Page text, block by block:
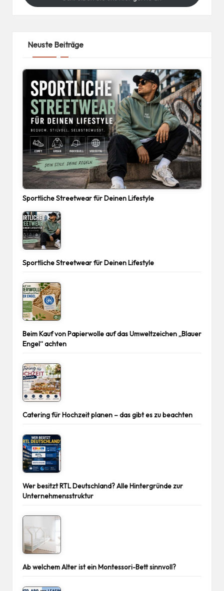
Neuste Beiträge
Sportliche Streetwear für Deinen Lifestyle
Sportliche Streetwear für Deinen Lifestyle
Beim Kauf von Papierwolle auf das Umweltzeichen „Blauer
Engel“ achten
Catering für Hochzeit planen – das gibt es zu beachten
Wer besitzt RTL Deutschland? Alle Hintergründe zur
Unternehmensstruktur
Ab welchem Alter ist ein Montessori-Bett sinnvoll?